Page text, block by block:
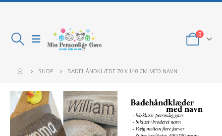
0
SHOP BADEHÅNDKLÆDE 70 X 140 CM MED NAVN